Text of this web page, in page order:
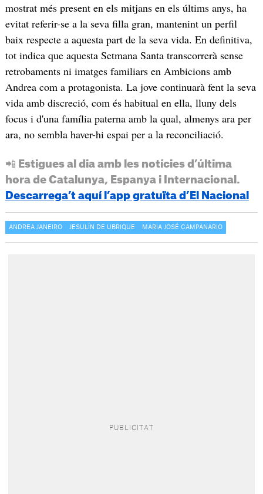
mostrat més present en els mitjans en els últims anys, ha
evitat referir-se a la seva filla gran, mantenint un perfil
baix respecte a aquesta part de la seva vida. En definitiva,
tot indica que aquesta Setmana Santa transcorrerà sense
retrobaments ni imatges familiars en Ambicions amb
Andrea com a protagonista. La jove continuarà fent la seva
vida amb discreció, com és habitual en ella, lluny dels
focus i d'una família paterna amb la qual, almenys ara per
ara, no sembla haver-hi espai per a la reconciliació.
📲 Estigues al dia amb les notícies d’última
hora de Catalunya, Espanya i Internacional.
Descarrega’t aquí l’app gratuïta d’El Nacional
ANDREA JANEIRO JESULÍN DE UBRIQUE MARIA JOSÉ CAMPANARIO